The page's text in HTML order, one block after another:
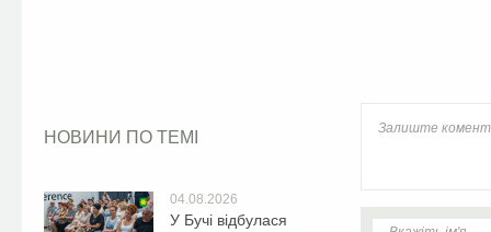
НОВИНИ ПО ТЕМІ
04.08.2026
У Бучі відбулася